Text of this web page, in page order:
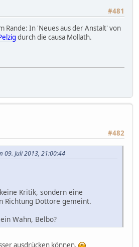
#481
Rande: In 'Neues aus der Anstalt' von
durch die causa Mollath.
#482
09. Juli 2013, 21:00:44
Kritik, sondern eine
Richtung Dottore gemeint.
Wahn, Belbo?
ausdrücken können.